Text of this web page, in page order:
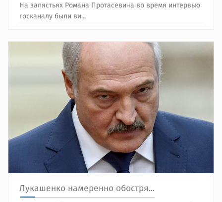
На запястьях Романа Протасевича во время интервью
госканалу были ви...
Лукашенко намеренно обостря...